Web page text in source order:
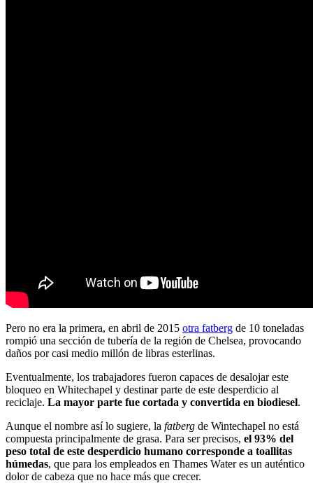
Pero no era la primera, en abril de 2015 otra fatberg de 10 toneladas
rompió una sección de tubería de la región de Chelsea, provocando
daños por casi medio millón de libras esterlinas.
Eventualmente, los trabajadores fueron capaces de desalojar este
bloqueo en Whitechapel y destinar parte de este desperdicio al
reciclaje. La mayor parte fue cortada y convertida en biodiesel.
Aunque el nombre así lo sugiere, la fatberg de Wintechapel no está
compuesta principalmente de grasa. Para ser precisos, el 93% del
peso total de este desperdicio humano corresponde a toallitas
húmedas, que para los empleados en Thames Water es un auténtico
dolor de cabeza que no hace más que crecer.